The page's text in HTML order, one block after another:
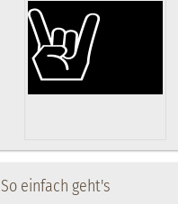
So einfach geht's